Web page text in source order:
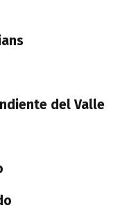
del Valle